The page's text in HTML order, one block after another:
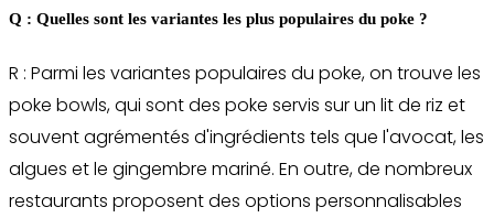
Q : Quelles sont les variantes les plus populaires du poke ?
R : Parmi les variantes populaires du poke, on trouve les
poke bowls, qui sont des poke servis sur un lit de riz et
souvent agrémentés d'ingrédients tels que l'avocat, les
algues et le gingembre mariné. En outre, de nombreux
restaurants proposent des options personnalisables